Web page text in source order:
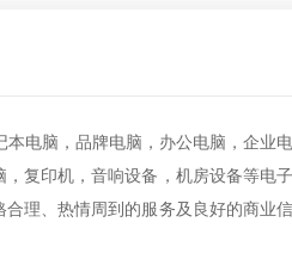
电脑，品牌电脑，办公电脑，企业
复印机，音响设备，机房设备等电
理、热情周到的服务及良好的商业